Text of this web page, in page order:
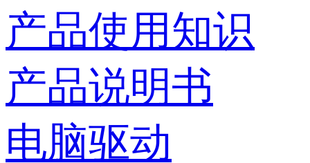
产品使用知识
产品说明书
电脑驱动